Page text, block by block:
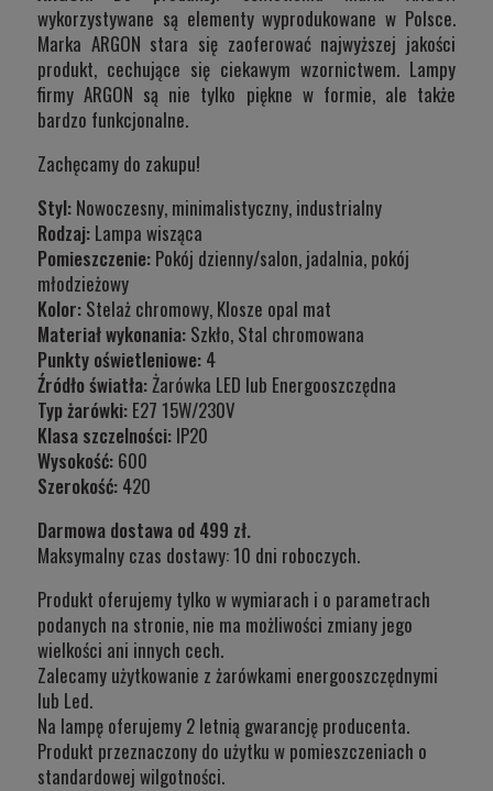
wykorzystywane są elementy wyprodukowane w Polsce.
Marka ARGON stara się zaoferować najwyższej jakości
produkt, cechujące się ciekawym wzornictwem. Lampy
firmy ARGON są nie tylko piękne w formie, ale także
bardzo funkcjonalne.
Zachęcamy do zakupu!
Styl: Nowoczesny, minimalistyczny, industrialny
Rodzaj: Lampa wisząca
Pomieszczenie: Pokój dzienny/salon, jadalnia, pokój
młodzieżowy
Kolor: Stelaż chromowy, Klosze opal mat
Materiał wykonania: Szkło, Stal chromowana
Punkty oświetleniowe: 4
Źródło światła:Żarówka LED lub Energooszczędna
Typ żarówki: E27 15W/230V
Klasa szczelności: IP20
Wysokość: 600
Szerokość: 420
Darmowa dostawa od 499 zł.
Maksymalny czas dostawy: 10 dni roboczych.
Produkt oferujemy tylko w wymiarach i o parametrach
podanych na stronie, nie ma możliwości zmiany jego
wielkości ani innych cech.
Zalecamy użytkowanie z żarówkami energooszczędnymi
lub Led.
Na lampę oferujemy 2 letnią gwarancję producenta.
Produkt przeznaczony do użytku w pomieszczeniach o
standardowej wilgotności.